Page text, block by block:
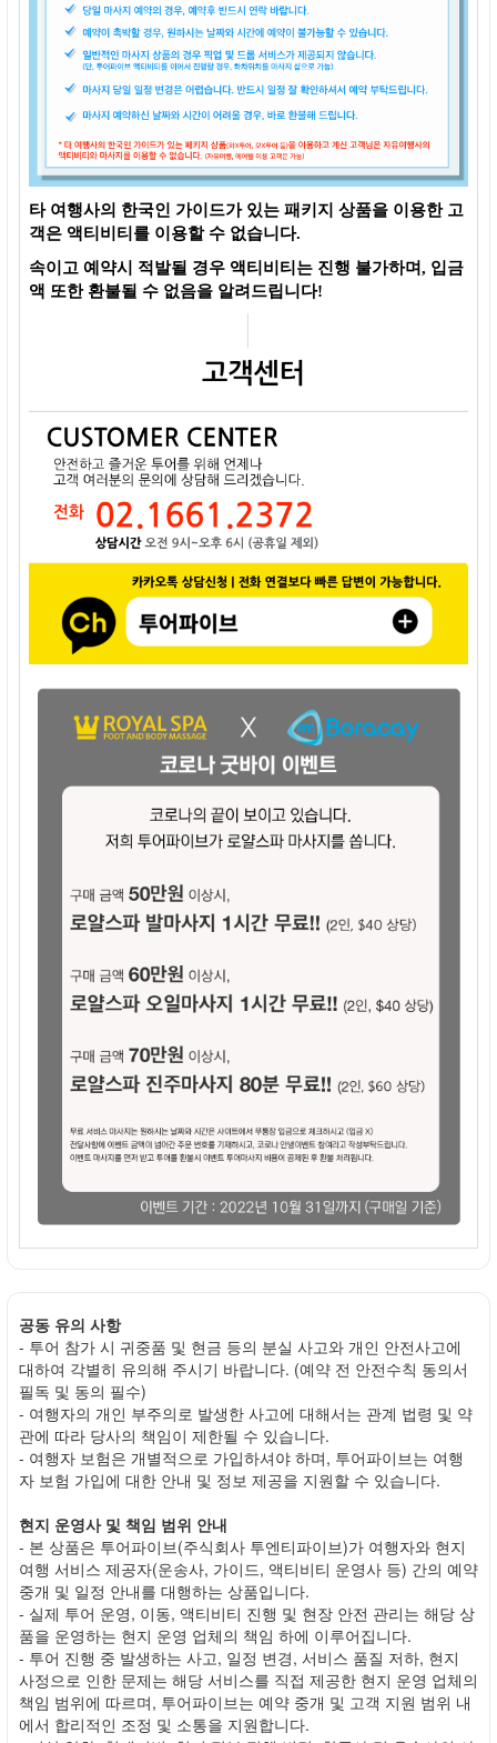
타 여행사의 한국인 가이드가 있는 패키지 상품을 이용한 고
객은 액티비티를 이용할 수 없습니다.
속이고 예약시 적발될 경우 액티비티는 진행 불가하며, 입금
액 또한 환불될 수 없음을 알려드립니다!
공동 유의 사항
- 투어 참가 시 귀중품 및 현금 등의 분실 사고와 개인 안전사고에
대하여 각별히 유의해 주시기 바랍니다. (예약 전 안전수칙 동의서
필독 및 동의 필수)
- 여행자의 개인 부주의로 발생한 사고에 대해서는 관계 법령 및 약
관에 따라 당사의 책임이 제한될 수 있습니다.
- 여행자 보험은 개별적으로 가입하셔야 하며, 투어파이브는 여행
자 보험 가입에 대한 안내 및 정보 제공을 지원할 수 있습니다.
현지 운영사 및 책임 범위 안내
- 본 상품은 투어파이브(주식회사 투엔티파이브)가 여행자와 현지
여행 서비스 제공자(운송사, 가이드, 액티비티 운영사 등) 간의 예약
중개 및 일정 안내를 대행하는 상품입니다.
- 실제 투어 운영, 이동, 액티비티 진행 및 현장 안전 관리는 해당 상
품을 운영하는 현지 운영 업체의 책임 하에 이루어집니다.
- 투어 진행 중 발생하는 사고, 일정 변경, 서비스 품질 저하, 현지
사정으로 인한 문제는 해당 서비스를 직접 제공한 현지 운영 업체의
책임 범위에 따르며, 투어파이브는 예약 중개 및 고객 지원 범위 내
에서 합리적인 조정 및 소통을 지원합니다.